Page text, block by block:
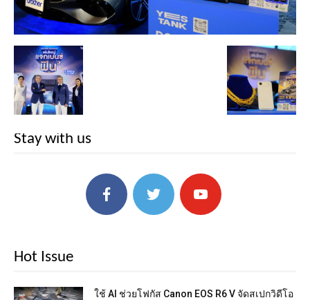
Stay with us
Hot Issue
ใช้ AI ช่วยโฟกัส Canon EOS R6 V จัดสเปกวิดีโอ